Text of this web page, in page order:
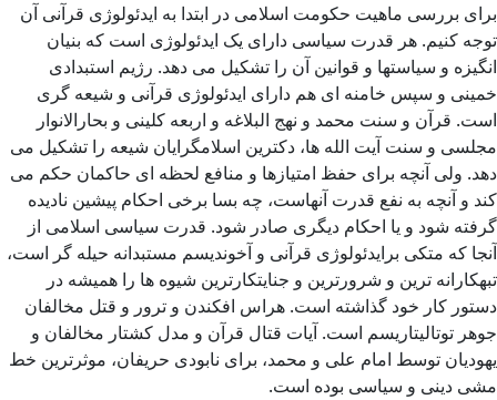
برای بررسی ماهیت حکومت اسلامی در ابتدا به ایدئولوژی قرآنی آن
توجه کنیم. هر قدرت سیاسی دارای یک ایدئولوژی است که بنیان
انگیزه و سیاستها و قوانین آن را تشکیل می دهد. رژیم استبدادی
خمینی و سپس خامنه ای هم دارای ایدئولوژی قرآنی و شیعه گری
است. قرآن و سنت محمد و نهج البلاغه و اربعه کلینی و بحارالانوار
مجلسی و سنت آیت الله ها، دکترین اسلامگرایان شیعه را تشکیل می
دهد. ولی آنچه برای حفظ امتیازها و منافع لحظه ای حاکمان حکم می
کند و آنچه به نفع قدرت آنهاست، چه بسا برخی احکام پیشین نادیده
گرفته شود و یا احکام دیگری صادر شود. قدرت سیاسی اسلامی از
آنجا که متکی برایدئولوژی قرآنی و آخوندیسم مستبدانه حیله گر است،
تبهکارانه ترین و شرورترین و جنایتکارترین شیوه ها را همیشه در
دستور کار خود گذاشته است. هراس افکندن و ترور و قتل مخالفان
جوهر توتالیتاریسم است. آیات قتال قرآن و مدل کشتار مخالفان و
یهودیان توسط امام علی و محمد، برای نابودی حریفان، موثرترین خط
مشی دینی و سیاسی بوده است.